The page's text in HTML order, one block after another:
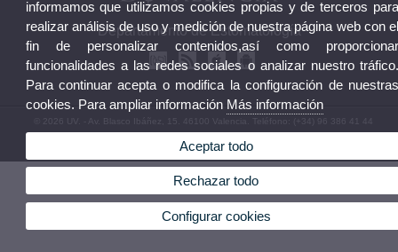
Departamento de Estomatología
© 2026 UV. - Av. Blasco Ibáñez, 15. 46100 Valencia. Teléfono: (+34) 96 386 41 44
Política privacidad |Cookies
Departamento
informamos que utilizamos cookies propias y de terceros
realizar análisis de uso y medición de nuestra página web con
fin de personalizar contenidos,así como
funcionalidades a las redes sociales o analizar nuestro
Para continuar acepta o modifica la configuración de
cookies. Para ampliar información Más información
Aceptar todo
Rechazar todo
Configurar cookies